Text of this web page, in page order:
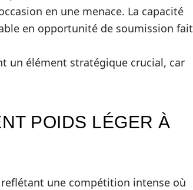
en une menace. La capacité
en opportunité de soumission fait
un élément stratégique crucial, car
POIDS LÉGER À
reflétant une compétition intense où